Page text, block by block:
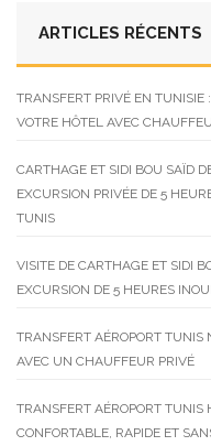
ARTICLES RÉCENTS
TRANSFERT PRIVÉ EN TUNISIE
VOTRE HÔTEL AVEC
CARTHAGE ET SIDI BOU SAÏD
EXCURSION PRIVÉE DE 5
TUNIS
VISITE DE CARTHAGE ET SIDI
EXCURSION DE 5 HEURES
TRANSFERT AÉROPORT
AVEC UN CHAUFFEUR PRIVÉ
TRANSFERT AÉROPORT
CONFORTABLE, RAPIDE ET